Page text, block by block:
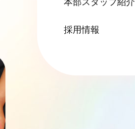
本部スタッフ紹介
採用情報